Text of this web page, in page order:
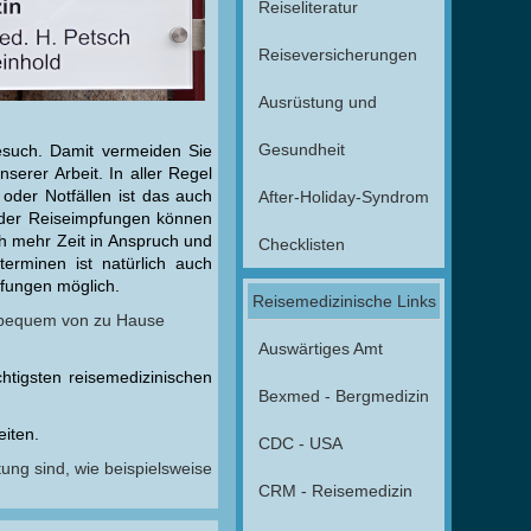
Damit vermeiden Sie
Arbeit. In aller Regel
Notfällen ist das auch
Reiseimpfungen können
mehr Zeit in Anspruch und
ist natürlich auch
möglich
von zu Hause
reisemedizinischen
sind, wie beispielsweise
Reiseliteratur
Reiseversicherungen
Ausrüstung und
Gesundheit
After-Holiday-Syndrom
Checklisten
Reisemedizinische Links
Auswärtiges Amt
Bexmed - Bergmedizin
CDC - USA
CRM - Reisemedizin